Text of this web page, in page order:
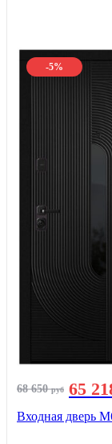
-5%
68 650руб 65
Входная дверь